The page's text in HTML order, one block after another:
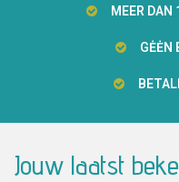
MEER
GĖĖN
Jouw laatst